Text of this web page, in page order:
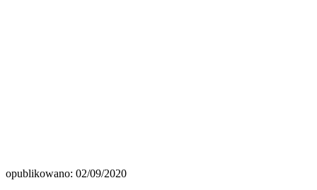
opublikowano: 02/09/2020